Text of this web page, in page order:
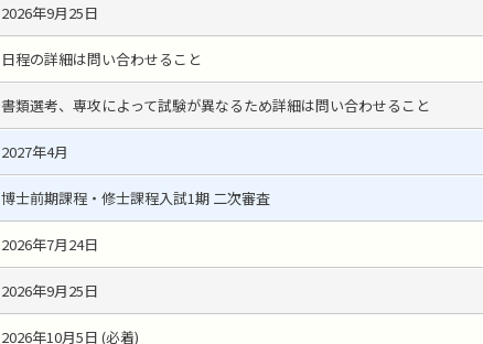
2026年9月25日
日程の詳細は問い合わせること
書類選考、専攻によって試験が異なるため詳細は問い合わせること
2027年4月
博士前期課程・修士課程入試1期 二次審査
2026年7月24日
2026年9月25日
2026年10月5日 (必着)